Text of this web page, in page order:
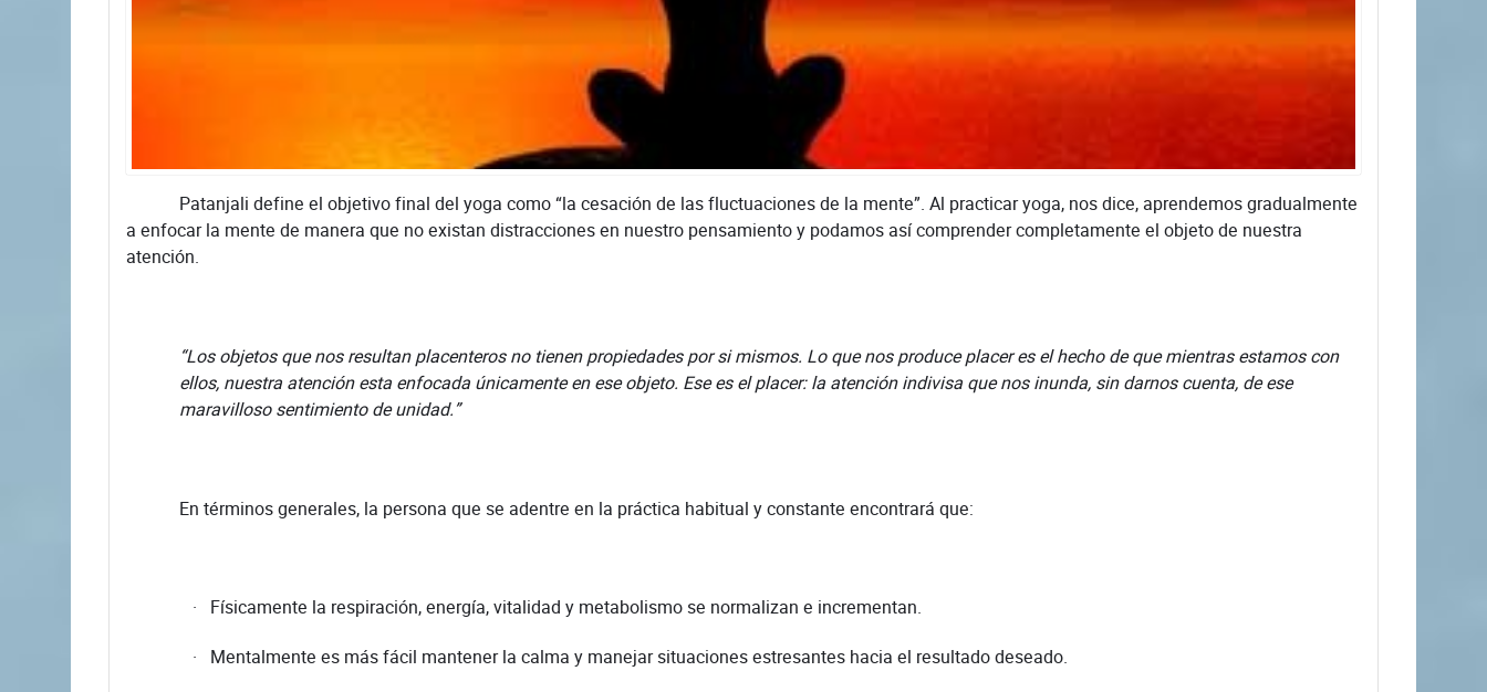
Patanjali define el objetivo final del yoga como “la cesación de las fluctuaciones de la mente”. Al practicar yoga, nos dice, aprendemos gradualmente
a enfocar la mente de manera que no existan distracciones en nuestro pensamiento y podamos así comprender completamente el objeto de nuestra
atención.
“Los objetos que nos resultan placenteros no tienen propiedades por si mismos. Lo que nos produce placer es el hecho de que mientras estamos con
ellos, nuestra atención esta enfocada únicamente en ese objeto. Ese es el placer: la atención indivisa que nos inunda, sin darnos cuenta, de ese
maravilloso sentimiento de unidad.”
En términos generales, la persona que se adentre en la práctica habitual y constante encontrará que:
· Físicamente la respiración, energía, vitalidad y metabolismo se normalizan e incrementan.
· Mentalmente es más fácil mantener la calma y manejar situaciones estresantes hacia el resultado deseado.